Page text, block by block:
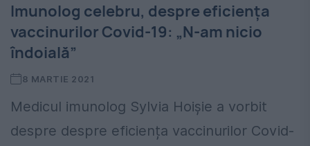
Imunolog celebru, despre eficiența
vaccinurilor Covid-19: „N-am nicio
îndoială”
8 MARTIE 2021
Medicul imunolog Sylvia Hoișie a vorbit
despre despre eficiența vaccinurilor Covid-